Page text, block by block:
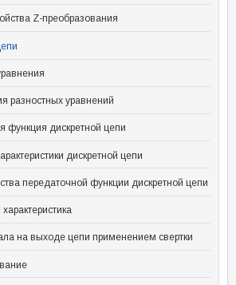
Z-преобразования
разностных уравнений
функция дискретной цепи
дискретной цепи
передаточной функции дискретной цепи
на выходе цепи применением свертки